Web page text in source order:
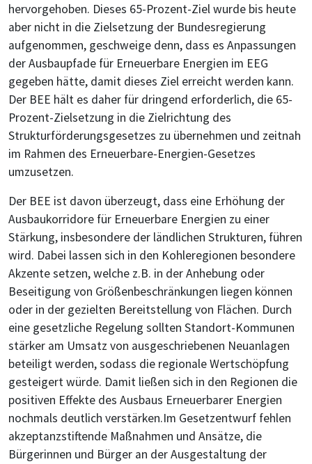
hervorgehoben. Dieses 65-Prozent-Ziel wurde bis heute
aber nicht in die Zielsetzung der Bundesregierung
aufgenommen, geschweige denn, dass es Anpassungen
der Ausbaupfade für Erneuerbare Energien im EEG
gegeben hätte, damit dieses Ziel erreicht werden kann.
Der BEE hält es daher für dringend erforderlich, die 65-
Prozent-Zielsetzung in die Zielrichtung des
Strukturförderungsgesetzes zu übernehmen und zeitnah
im Rahmen des Erneuerbare-Energien-Gesetzes
umzusetzen.
Der BEE ist davon überzeugt, dass eine Erhöhung der
Ausbaukorridore für Erneuerbare Energien zu einer
Stärkung, insbesondere der ländlichen Strukturen, führen
wird. Dabei lassen sich in den Kohleregionen besondere
Akzente setzen, welche z.B. in der Anhebung oder
Beseitigung von Größenbeschränkungen liegen können
oder in der gezielten Bereitstellung von Flächen. Durch
eine gesetzliche Regelung sollten Standort-Kommunen
stärker am Umsatz von ausgeschriebenen Neuanlagen
beteiligt werden, sodass die regionale Wertschöpfung
gesteigert würde. Damit ließen sich in den Regionen die
positiven Effekte des Ausbaus Erneuerbarer Energien
nochmals deutlich verstärken.Im Gesetzentwurf fehlen
akzeptanzstiftende Maßnahmen und Ansätze, die
Bürgerinnen und Bürger an der Ausgestaltung der